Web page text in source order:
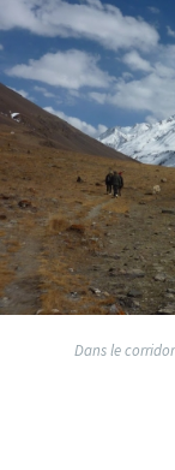
Dans le